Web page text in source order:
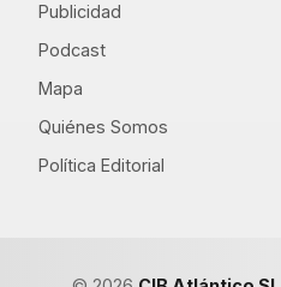
Publicidad
Podcast
Mapa
Quiénes Somos
Política Editorial